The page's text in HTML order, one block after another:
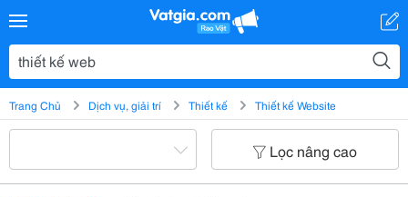
Trang Chủ Dịch vụ, giải trí Thiết kế Thiết kế Website
Lọc nâng cao